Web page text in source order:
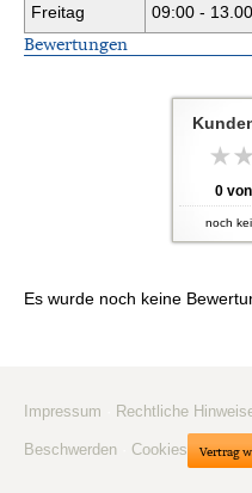
Freitag 09:00 -
Bewertungen
0von
noch
Es wurde noch keine
Impressum Rechtliche
Beschwerden Cookies Vertrag